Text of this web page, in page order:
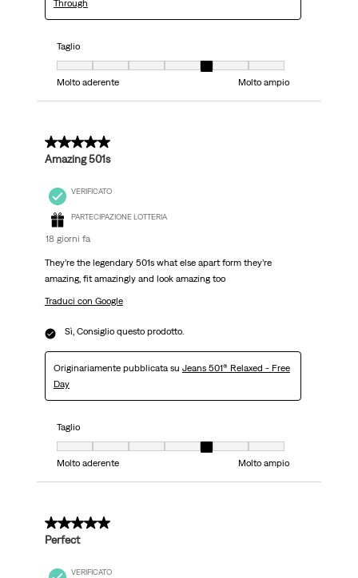
Through
Taglio
Molto aderente
Molto ampio
5 su 5 stelle.
Amazing 501s
VERIFICATO
PARTECIPAZIONE LOTTERIA
18 giorni fa
They’re the legendary 501s what else apart form they’re
amazing, fit amazingly and look amazing too
Traduci con Google
Sì, Consiglio questo prodotto.
Originariamente pubblicata su Jeans 501® Relaxed - Free
Day
Taglio
Molto aderente
Molto ampio
5 su 5 stelle.
Perfect
VERIFICATO